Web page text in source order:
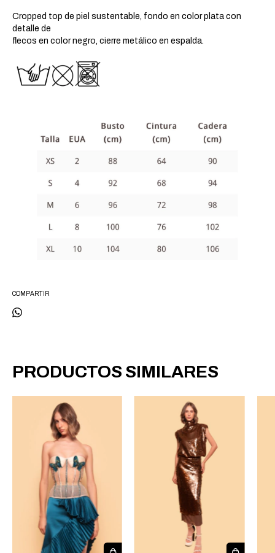
Cropped top de piel sustentable, fondo en color plata con
detalle de
flecos en color negro, cierre metálico en espalda.
COMPARTIR
PRODUCTOS SIMILARES